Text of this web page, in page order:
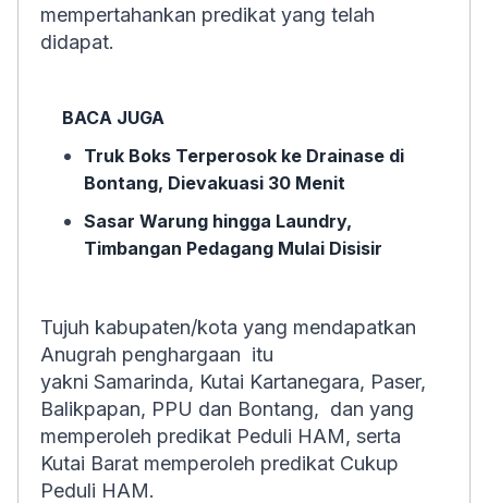
mempertahankan predikat yang telah
didapat.
BACA JUGA
Truk Boks Terperosok ke Drainase di
Bontang, Dievakuasi 30 Menit
Sasar Warung hingga Laundry,
Timbangan Pedagang Mulai Disisir
Tujuh kabupaten/kota yang mendapatkan
Anugrah penghargaan itu
yakni Samarinda, Kutai Kartanegara, Paser,
Balikpapan, PPU dan Bontang, dan yang
memperoleh predikat Peduli HAM, serta
Kutai Barat memperoleh predikat Cukup
Peduli HAM.